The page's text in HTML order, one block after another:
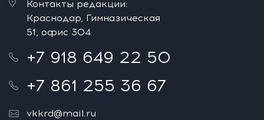
Контакты редакции:
Краснодар, Гимназическая
51, офис 304
+7 918 649 22 50
+7 861 255 36 67
vkkrd@mail.ru